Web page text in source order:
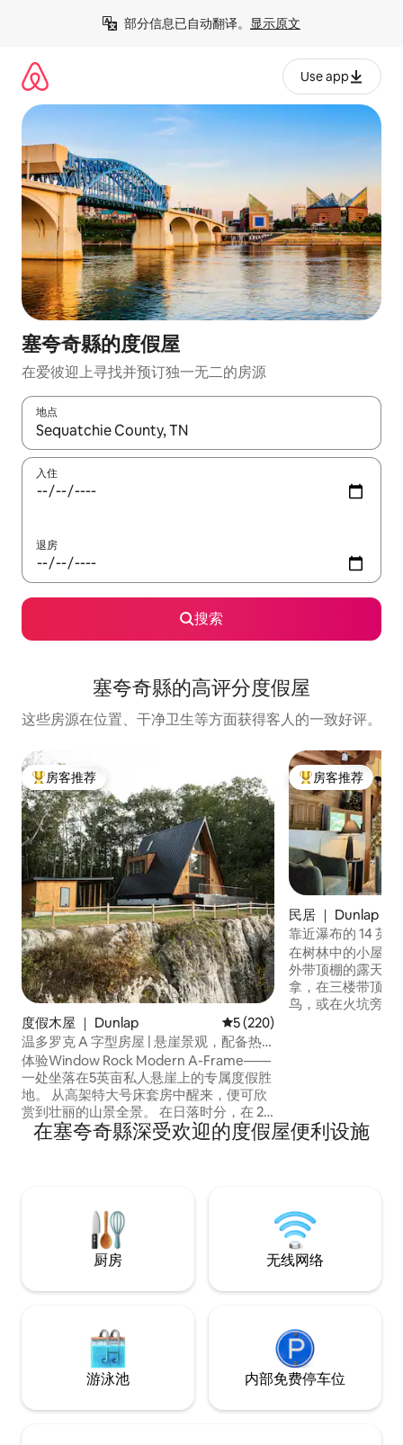
部分信息已自动翻译。 显示原文
Use app
塞夸奇縣的度假屋
在爱彼迎上寻找并预订独一无二的房源
地点
如有搜索结果，请使用上下方向键查看，或通过点击或滑动手势
入住
退房
搜索
塞夸奇縣的高评分度假屋
这些房源在位置、干净卫生等方面获得客人的一致好评。
热门「房客推荐」
房客推荐
度假木屋 ｜ Dunlap 平均评分 5 分（满分 5 分），
5 (220)
温多罗克 A 字型房屋 | 悬崖景观，配备热
水浴缸，排名前 1%
体验Window Rock Modern A-Frame——
一处坐落在5英亩私人悬崖上的专属度假胜
地。 从高架特大号床套房中醒来，便可欣
赏到壮丽的山景全景。 在日落时分，在 2.1
米长的阿拉斯加雪松木热水浴缸中泡澡。
在该地区最黑暗的夜空下，在篝火炉边度
线上搜索我们。 在您想预订的日期已被预
订？ 请品尝我们的另一处更大的房源
Jackson Point！
热门「房客推荐」
房客推荐
民居 ｜ Dunlap
靠近瀑布的 14 英
线网络
在树林中的小屋休
外带顶棚的露天平
拿，在三楼带顶棚
鸟，或在火坑旁的
利设施。
在塞夸奇縣深受欢迎的度假屋便利设施
厨房 无线网络
游泳池 内部免费停车位